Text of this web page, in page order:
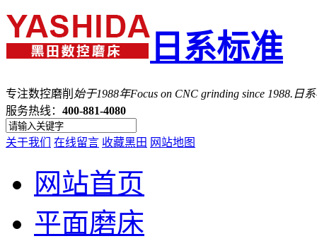
日系标准
专注数控磨削 始于1988年Focus on CNC grinding since 1988.日
服务热线： 400-881-4080
关于我们 在线留言 收藏黑田 网站地图
网站首页
平面磨床